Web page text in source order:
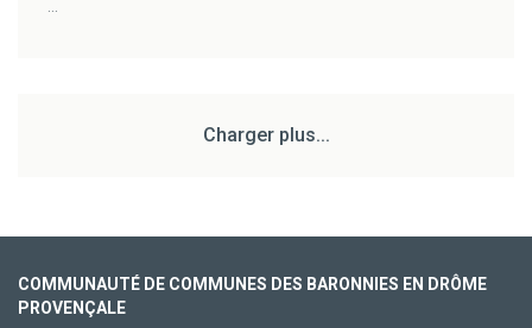
Charger plus...
COMMUNAUTÉ DE COMMUNES DES BARONNIES EN DRÔME
PROVENÇALE